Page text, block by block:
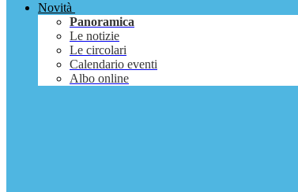
Novità
Panoramica
Le notizie
Le circolari
Calendario eventi
Albo online